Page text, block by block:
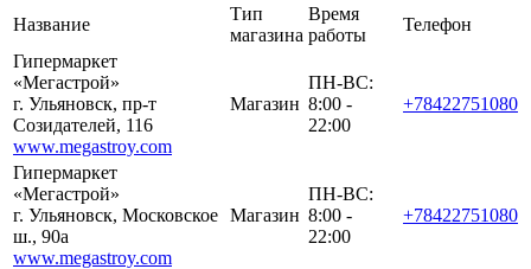
Название
Тип
магазина
Время
работы
Телефон
Гипермаркет
«Мегастрой»
г. Ульяновск, пр-т
Созидателей, 116
www.megastroy.com
Магазин
ПН-ВС:
8:00 -
22:00
+78422751080
Гипермаркет
«Мегастрой»
г. Ульяновск, Московское
ш., 90а
www.megastroy.com
Магазин
ПН-ВС:
8:00 -
22:00
+78422751080